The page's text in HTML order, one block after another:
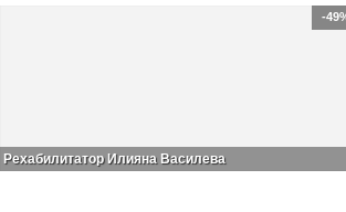
-
Рехабилитатор Илияна Василева